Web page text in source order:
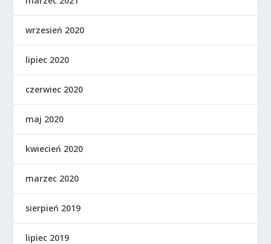
wrzesień 2020
lipiec 2020
czerwiec 2020
maj 2020
kwiecień 2020
marzec 2020
sierpień 2019
lipiec 2019